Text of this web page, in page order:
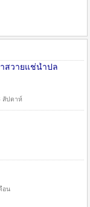
สวายแช่น้ำปล
สัปดาห์
อน